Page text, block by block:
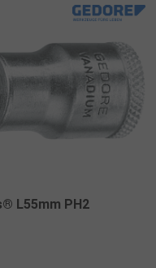
L55mm PH2